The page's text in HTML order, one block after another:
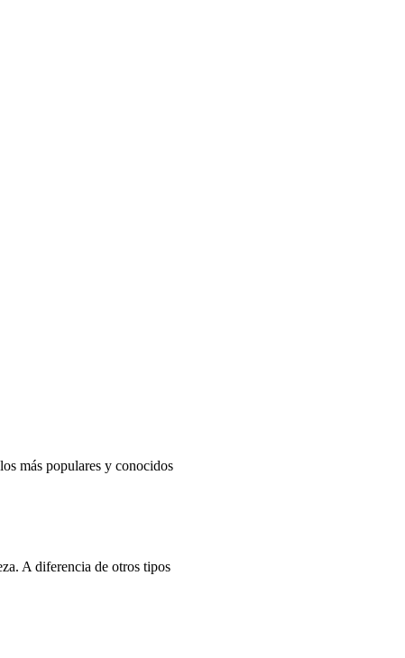
más populares y conocidos
A diferencia de otros tipos